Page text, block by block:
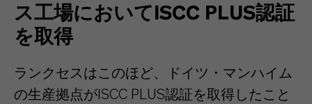
ス工場においてISCC PLUS認証
を取得
ランクセスはこのほど、ドイツ・マンハイム
の生産拠点がISCC PLUS認証を取得したこと